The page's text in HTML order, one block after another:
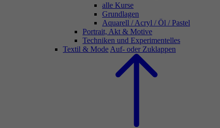
alle Kurse
Grundlagen
Aquarell / Acryl / Öl / Pastel
Portrait, Akt & Motive
Techniken und Experimentelles
Textil & Mode Auf- oder Zuklappen